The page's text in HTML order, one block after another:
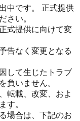
中です。 正式提供
さい。
式提供に向けて変
告なく変更となる
して生じたトラブ
負いません。
転載、改変、およ
す。
場合は、下記のお